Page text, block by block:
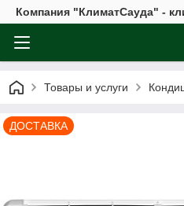
Компания "КлиматСауда" -
Товары и услуги
ДОСТАВКА